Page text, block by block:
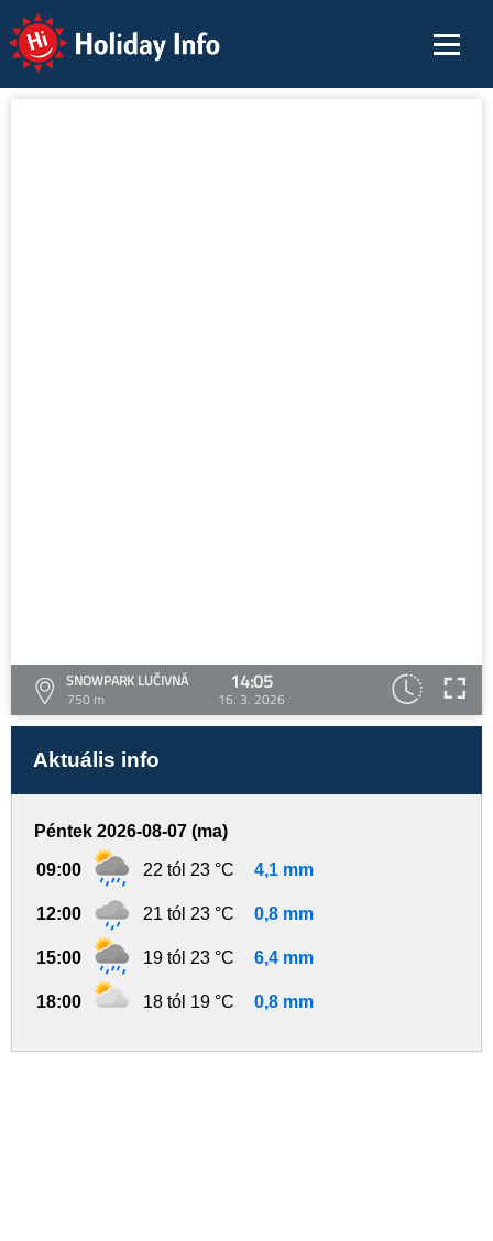
Holiday Info
SNOWPARK LUČIVNÁ
750 m
14:05
16. 3. 2026
Aktuális info
Péntek 2026-08-07 (ma)
09:00 22 tól 23 °C 4,1 mm
12:00 21 tól 23 °C 0,8 mm
15:00 19 tól 23 °C 6,4 mm
18:00 18 tól 19 °C 0,8 mm